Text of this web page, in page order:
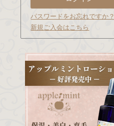
パスワードをお忘れですか？
新規ご入会はこちら